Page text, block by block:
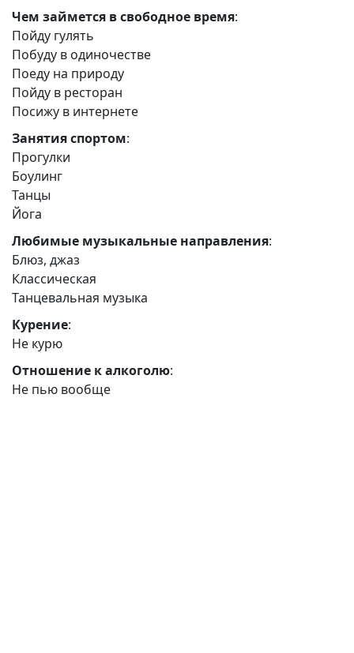
Чем займется в свободное время:
Пойду гулять
Побуду в одиночестве
Поеду на природу
Пойду в ресторан
Посижу в интернете
Занятия спортом:
Прогулки
Боулинг
Танцы
Йога
Любимые музыкальные направления:
Блюз, джаз
Классическая
Танцевальная музыка
Курение:
Не курю
Отношение к алкоголю:
Не пью вообще